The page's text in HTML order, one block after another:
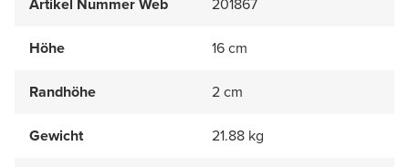
Höhe 16 cm
Randhöhe 2 cm
Gewicht 21.88 kg